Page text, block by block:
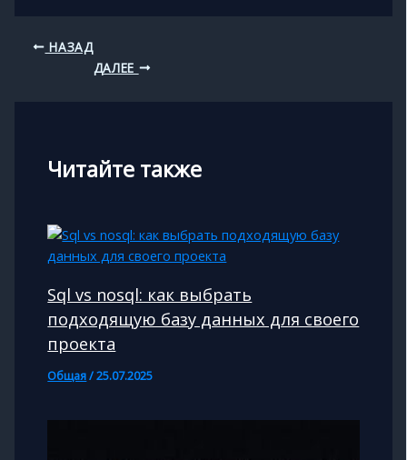
НАЗАД
ДАЛЕЕ
Читайте также
Sql vs nosql: как выбрать
подходящую базу данных для своего
проекта
Общая/25.07.2025